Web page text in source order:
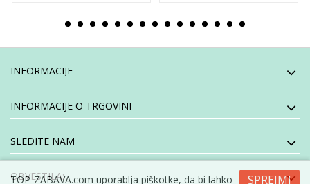
INFORMACIJE
INFORMACIJE O TRGOVINI
SLEDITE NAM
OBVESTILA: SPREJMI
TOP-ZABAVA.com uporablja piškotke, da bi lahko